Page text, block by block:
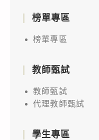
榜單專區
榜單專區
教師甄試
教師甄試
代理教師甄試
學生專區